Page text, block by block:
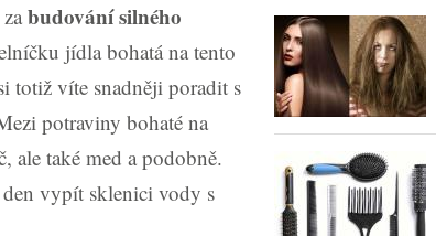
budování silného
jídla bohatá na tento
totiž víte snadněji poradit s
potraviny bohaté na
ale také med a podobně.
vypít sklenici vody s